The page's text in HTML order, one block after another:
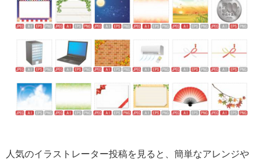
人気のイラストレーター投稿を見ると、簡単なアレンジや